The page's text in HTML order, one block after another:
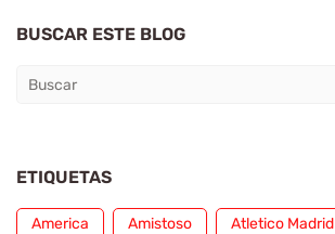
BUSCAR ESTE BLOG
ETIQUETAS
America Amistoso Atletico Madrid